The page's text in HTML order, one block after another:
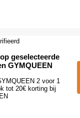
geselecteerde
GYMQUEEN
2 voor 1
tot 20€ korting bij